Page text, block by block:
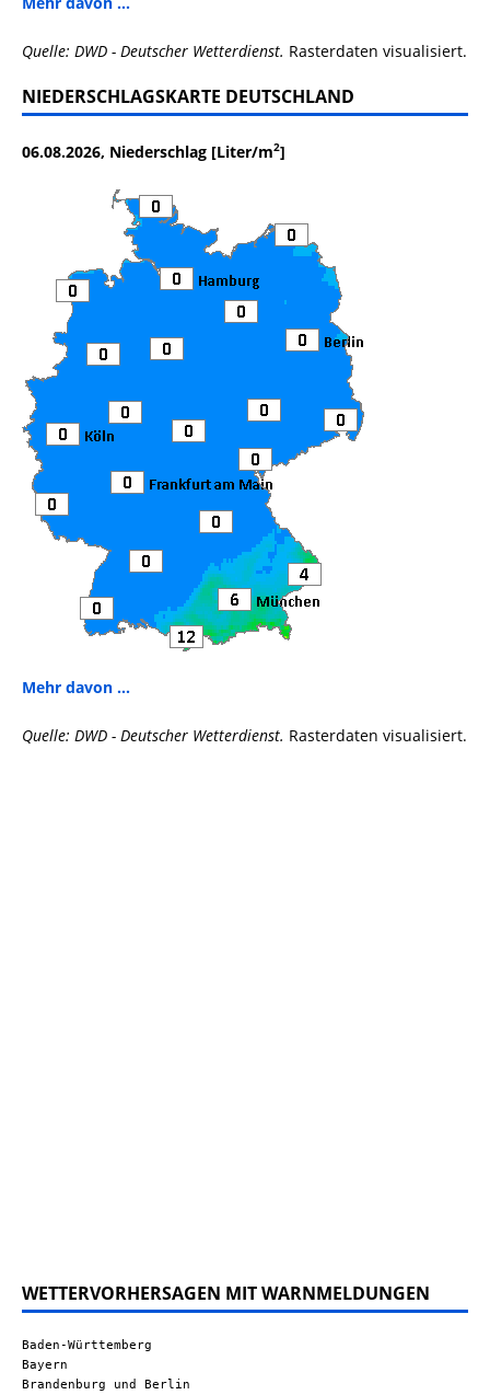
Quelle: DWD - Deutscher Wetterdienst. Rasterdaten visualisiert.
NIEDERSCHLAGSKARTE DEUTSCHLAND
06.08.2026, Niederschlag [Liter/m2]
Mehr davon ...
Quelle: DWD - Deutscher Wetterdienst. Rasterdaten visualisiert.
WETTERVORHERSAGEN MIT WARNMELDUNGEN
Baden-Württemberg
Bayern
Brandenburg und Berlin